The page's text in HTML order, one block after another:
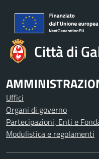
Città di
Uffici
Organi di governo
Partecipazioni, Enti e
Modulistica e regolamenti